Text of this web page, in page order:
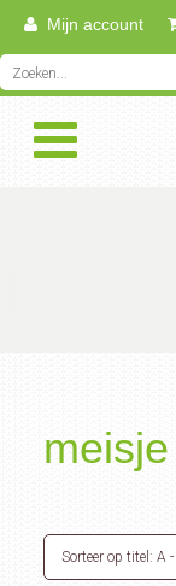
Mijn account
meisje